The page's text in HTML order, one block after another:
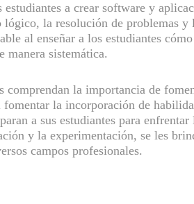
a crear software y
la resolución de problemas
al enseñar a los estudiantes
manera sistemática.
la importancia de
la incorporación de
a sus estudiantes para
y la experimentación, se les
campos profesionales.